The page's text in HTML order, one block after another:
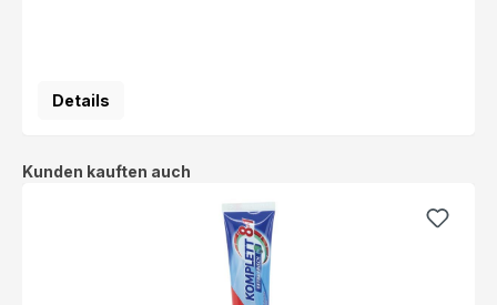
Details
Produktgalerie überspringen
Kunden kauften auch